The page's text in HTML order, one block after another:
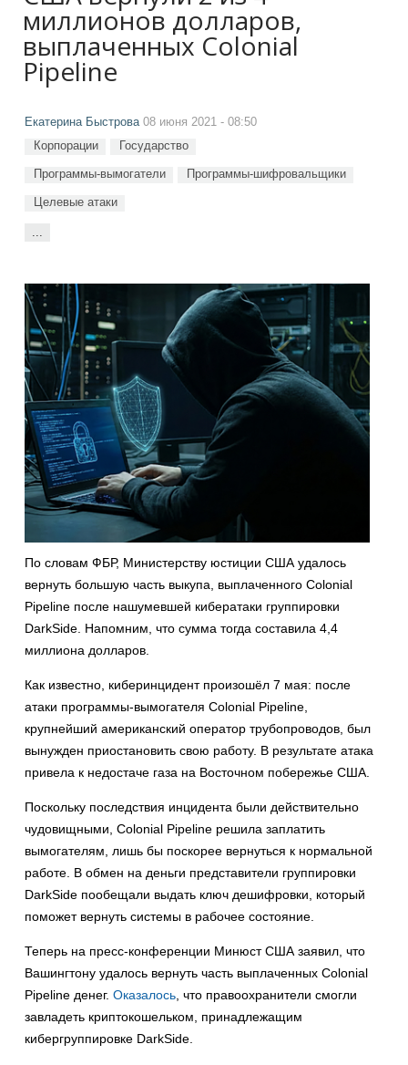
миллионов долларов,
выплаченных Colonial
Pipeline
Екатерина Быстрова08 июня 2021 - 08:50
Корпорации Государство
Программы-вымогатели Программы-шифровальщики
Целевые атаки
...
По словам ФБР, Министерству юстиции США удалось
вернуть большую часть выкупа, выплаченного Colonial
Pipeline после нашумевшей кибератаки группировки
DarkSide. Напомним, что сумма тогда составила 4,4
миллиона долларов.
Как известно, киберинцидент произошёл 7 мая: после
атаки программы-вымогателя Colonial Pipeline,
крупнейший американский оператор трубопроводов, был
вынужден приостановить свою работу. В результате атака
привела к недостаче газа на Восточном побережье США.
Поскольку последствия инцидента были действительно
чудовищными, Colonial Pipeline решила заплатить
вымогателям, лишь бы поскорее вернуться к нормальной
работе. В обмен на деньги представители группировки
DarkSide пообещали выдать ключ дешифровки, который
поможет вернуть системы в рабочее состояние.
Теперь на пресс-конференции Минюст США заявил, что
Вашингтону удалось вернуть часть выплаченных Colonial
Pipeline денег. Оказалось, что правоохранители смогли
завладеть криптокошельком, принадлежащим
кибергруппировке DarkSide.